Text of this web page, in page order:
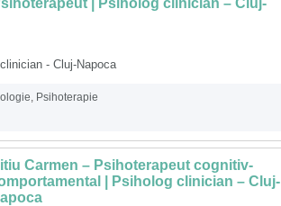
| Psiholog clinician – Cluj-
- Cluj-Napoca
, Psihoterapie
Carmen – Psihoterapeut cognitiv-
| Psiholog clinician – Cluj-